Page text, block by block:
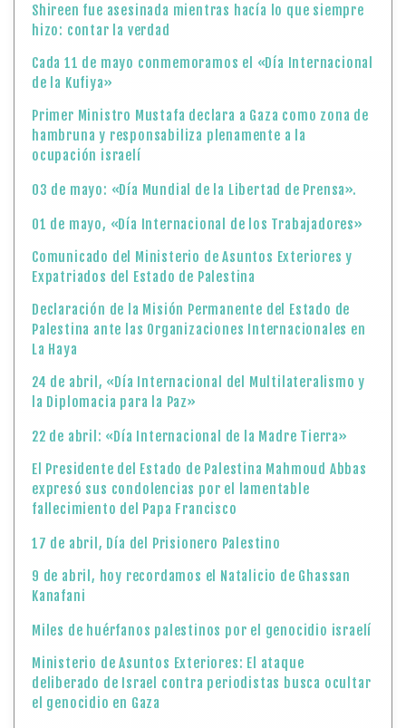
Shireen fue asesinada mientras hacía lo que siempre
hizo: contar la verdad
Cada 11 de mayo conmemoramos el «Día Internacional
de la Kufiya»
Primer Ministro Mustafa declara a Gaza como zona de
hambruna y responsabiliza plenamente a la
ocupación israelí
03 de mayo: «Día Mundial de la Libertad de Prensa».
01 de mayo, «Día Internacional de los Trabajadores»
Comunicado del Ministerio de Asuntos Exteriores y
Expatriados del Estado de Palestina
Declaración de la Misión Permanente del Estado de
Palestina ante las Organizaciones Internacionales en
La Haya
24 de abril, «Día Internacional del Multilateralismo y
la Diplomacia para la Paz»
22 de abril: «Día Internacional de la Madre Tierra»
El Presidente del Estado de Palestina Mahmoud Abbas
expresó sus condolencias por el lamentable
fallecimiento del Papa Francisco
17 de abril, Día del Prisionero Palestino
9 de abril, hoy recordamos el Natalicio de Ghassan
Kanafani
Miles de huérfanos palestinos por el genocidio israelí
Ministerio de Asuntos Exteriores: El ataque
deliberado de Israel contra periodistas busca ocultar
el genocidio en Gaza